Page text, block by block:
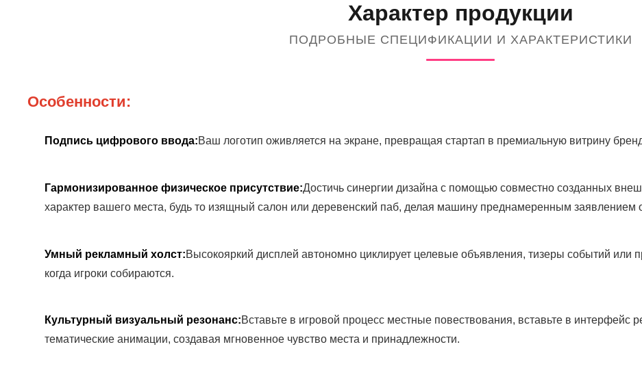
Характер продукции
ПОДРОБНЫЕ СПЕЦИФИКАЦИИ И ХАРАКТЕРИСТИКИ
Особенности:
Подпись цифрового ввода:Ваш логотип оживляется на экране, превращая стартап в премиальную витрину
Гармонизированное физическое присутствие:Достичь синергии дизайна с помощью совместно созданных
характер вашего места, будь то изящный салон или деревенский паб, делая машину преднамеренным заявлением
Умный рекламный холст:Высокояркий дисплей автономно циклирует целевые объявления, тизеры событий или
когда игроки собираются.
Культурный визуальный резонанс:Вставьте в игровой процесс местные повествования, вставьте в интерфейс
тематические анимации, создавая мгновенное чувство места и принадлежности.